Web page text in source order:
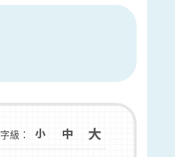
字級：